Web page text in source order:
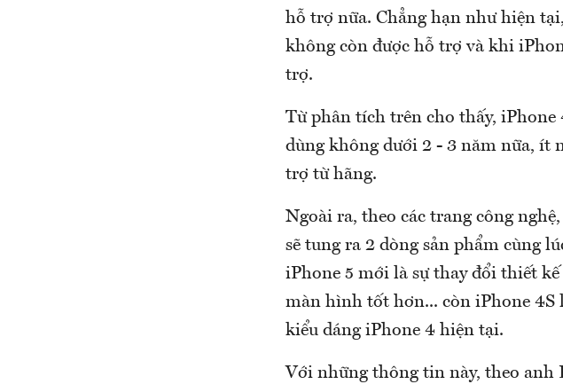
hỗ trợ nữa. Chẳng hạn như hiện
không còn được hỗ trợ và khi
trợ.
Từ phân tích trên cho thấy, iPhone
dùng không dưới 2 - 3 năm nữa, ít
trợ từ hãng.
Ngoài ra, theo các trang công
sẽ tung ra 2 dòng sản phẩm cùng
iPhone 5 mới là sự thay đổi thiết
màn hình tốt hơn... còn iPhone 4S
kiểu dáng iPhone 4 hiện tại.
Với những thông tin này, theo anh